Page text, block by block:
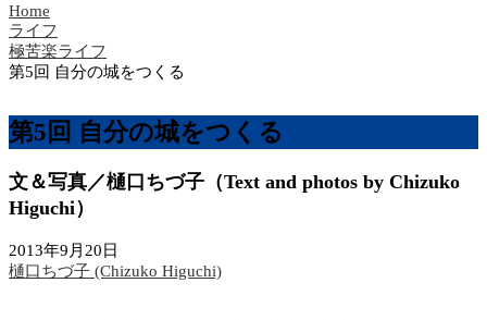
Home
ライフ
極苦楽ライフ
第5回 自分の城をつくる
第5回 自分の城をつくる
文＆写真／樋口ちづ子（Text and photos by Chizuko
Higuchi）
2013年9月20日
樋口ちづ子 (Chizuko Higuchi)